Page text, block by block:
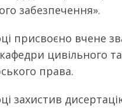
забезпечення».
присвоєно вчене
цивільного та
права.
захистив